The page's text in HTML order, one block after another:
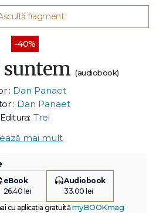
fragment
-40%
suntem(audiobook)
: Dan Panaet
: Dan Panaet
Editura: Trei
mai mult
eBook
26.40 lei
Audiobook
33.00 lei
cu aplicația gratuitămyBOOKmag